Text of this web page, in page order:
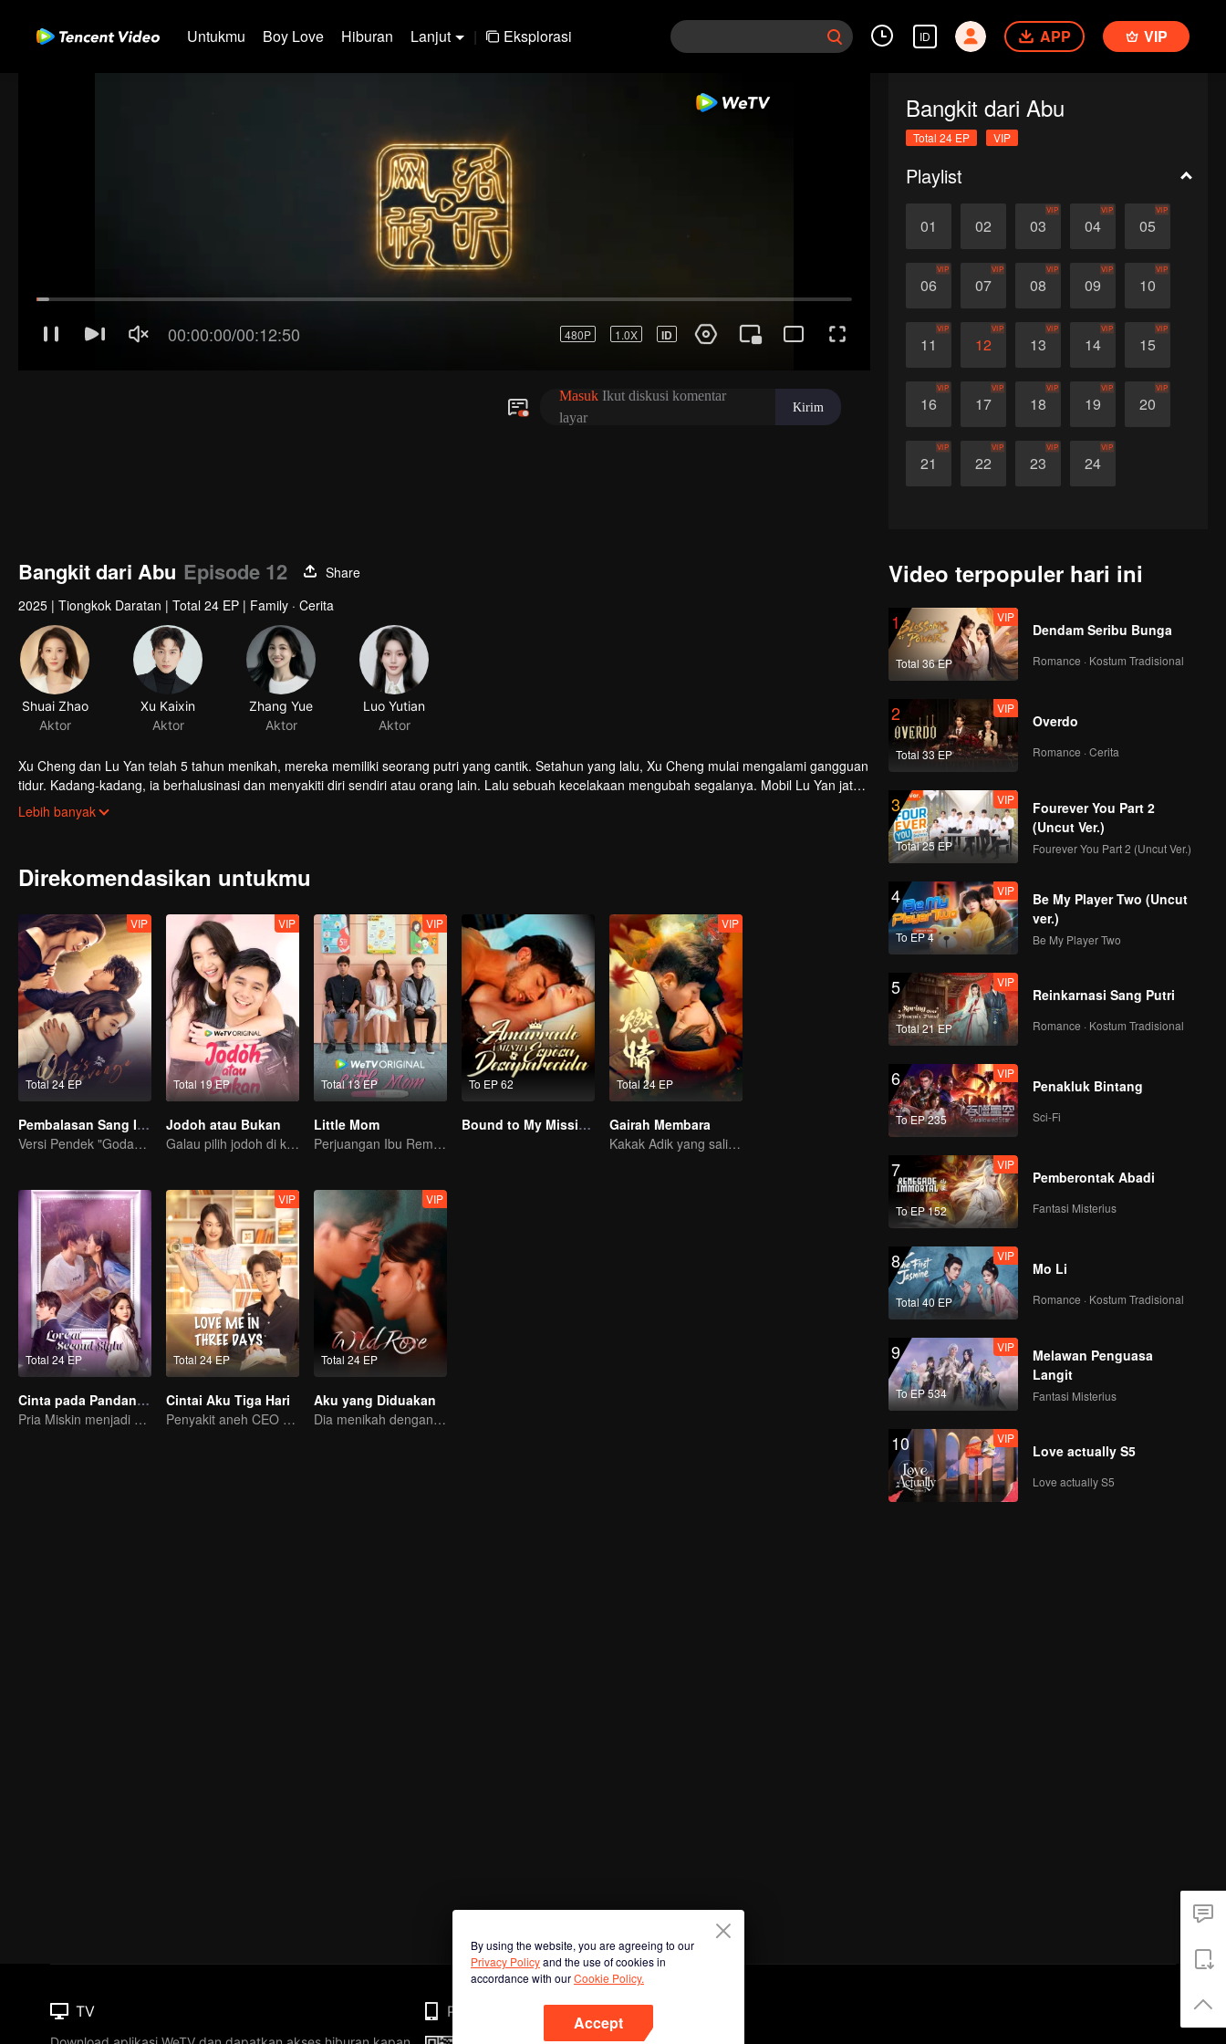
Untukmu Boy Love Hiburan Lanjut | Eksplorasi ID APP VIP
Bangkit dari Abu
Total 24 EP VIP
Playlist
01 02 03
VIP
04
VIP
05
VIP
06
VIP
07
VIP
08
VIP
09
VIP
10
VIP
11
VIP
12
VIP
13
VIP
14
VIP
15
VIP
16
VIP
17
VIP
18
VIP
19
VIP
20
VIP
21
VIP
22
VIP
23
VIP
24
VIP
Bangkit dari Abu Episode 12
Share
2025 | Tiongkok Daratan | Total 24 EP | Family · Cerita
Shuai Zhao
Aktor
Xu Kaixin
Aktor
Zhang Yue
Aktor
Luo Yutian
Aktor
Xu Cheng dan Lu Yan telah 5 tahun menikah, mereka memiliki seorang putri yang cantik. Setahun yang lalu, Xu Cheng mulai mengalami gangguan
tidur. Kadang-kadang, ia berhalusinasi dan menyakiti diri sendiri atau orang lain. Lalu sebuah kecelakaan mengubah segalanya. Mobil Lu Yan jatuh
ke danau dan Xu Cheng menghilang. Apa yang sebenarnya terjadi?
Lebih banyak
Direkomendasikan untukmu
Total 24 EP
VIP
Pembalasan Sang Istri
Versi Pendek "Godaan Pulang"
Total 19 EP
VIP
Jodoh atau Bukan
Galau pilih jodoh di kota kecil
Total 13 EP
VIP
Little Mom
Perjuangan Ibu Remaja: Kisah di Usia 16 Tahun
To EP 62
Bound to My Missing Wife
Total 24 EP
VIP
Gairah Membara
Kakak Adik yang saling jatuh cinta? Bisakah mereka bersatu?
Total 24 EP
Cinta pada Pandangan Kedua
Pria Miskin menjadi CEO untuk mengejar Mantannya
Total 24 EP
VIP
Cintai Aku Tiga Hari
Penyakit aneh CEO sembuh habis dicium
Total 24 EP
VIP
Aku yang Diduakan
Dia menikah dengan 2 orang yang bermuka sama?
Video terpopuler hari ini
1
Total 36 EP
VIP
Dendam Seribu Bunga
Romance · Kostum Tradisional
2
Total 33 EP
VIP
Overdo
Romance · Cerita
3
Total 25 EP
VIP
Fourever You Part 2
(Uncut Ver.)
Fourever You Part 2 (Uncut Ver.)
4
To EP 4
VIP
Be My Player Two (Uncut
ver.)
Be My Player Two
5
Total 21 EP
VIP
Reinkarnasi Sang Putri
Romance · Kostum Tradisional
6
To EP 235
VIP
Penakluk Bintang
Sci-Fi
7
To EP 152
VIP
Pemberontak Abadi
Fantasi Misterius
8
Total 40 EP
VIP
Mo Li
Romance · Kostum Tradisional
9
To EP 534
VIP
Melawan Penguasa
Langit
Fantasi Misterius
10 VIP
Love actually S5
Love actually S5
By using the website, you are agreeing to our
Privacy Policyand the use of cookies in
accordance with ourCookie Policy.
Accept
TV Phone